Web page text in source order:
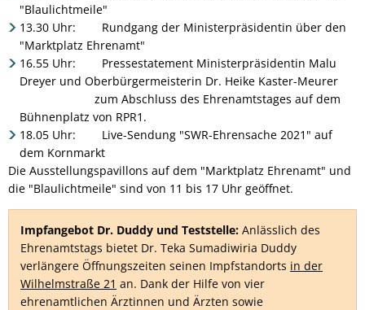
"Blaulichtmeile"
13.30 Uhr: Rundgang der Ministerpräsidentin über den
"Marktplatz Ehrenamt"
16.55 Uhr: Pressestatement Ministerpräsidentin Malu
Dreyer und Oberbürgermeisterin Dr. Heike Kaster-Meurer
zum Abschluss des Ehrenamtstages auf dem
Bühnenplatz von RPR1.
18.05 Uhr: Live-Sendung "SWR-Ehrensache 2021" auf
dem Kornmarkt
Die Ausstellungspavillons auf dem "Marktplatz Ehrenamt" und
die "Blaulichtmeile" sind von 11 bis 17 Uhr geöffnet.
Impfangebot Dr. Duddy und Teststelle: Anlässlich des
Ehrenamtstags bietet Dr. Teka Sumadiwiria Duddy
verlängere Öffnungszeiten seinen Impfstandorts in der
Wilhelmstraße 21 an. Dank der Hilfe von vier
ehrenamtlichen Ärztinnen und Ärzten sowie